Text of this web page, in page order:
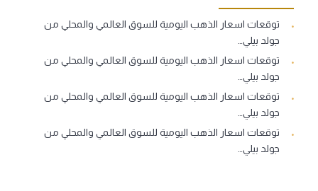
توقعات اسعار الذهب اليومية للسوق العالمي والمحلي من
جولد بيلي…
توقعات اسعار الذهب اليومية للسوق العالمي والمحلي من
جولد بيلي…
توقعات اسعار الذهب اليومية للسوق العالمي والمحلي من
جولد بيلي…
توقعات اسعار الذهب اليومية للسوق العالمي والمحلي من
جولد بيلي…